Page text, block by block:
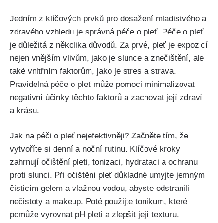
Jedním z klíčových prvků pro dosažení mladistvého⁣ a
zdravého ⁤vzhledu je správná péče o pleť. Péče o pleť
je důležitá z několika důvodů. Za prvé, pleť je ⁣expozicí‍
nejen vnějším vlivům, jako je slunce a znečištění, ale
‌také vnitřním faktorům,⁢ jako je stres a ⁣strava.
Pravidelná ‌péče o pleť může pomoci minimalizovat
negativní účinky těchto faktorů a zachovat její zdraví
a krásu.
Jak na péči‍ o pleť nejefektivněji? ⁤Začněte tím, že
vytvoříte ⁤si denní a noční rutinu. Klíčové kroky⁢
zahrnují očištění pleti, tonizaci, hydrataci a ochranu
proti slunci. Při očištění pleť důkladně‌ umyjte jemným
čisticím gelem a vlažnou vodou,⁢ abyste odstranili
nečistoty a makeup.‌ Poté použijte⁢ tonikum, které
pomůže vyrovnat pH pleti a zlepšit její texturu.